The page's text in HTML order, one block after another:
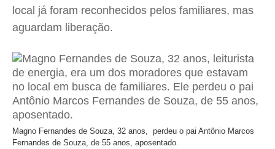
local já foram reconhecidos pelos familiares, mas
aguardam liberação.
Magno Fernandes de Souza, 32 anos, perdeu o pai Antônio Marcos
Fernandes de Souza, de 55 anos, aposentado.